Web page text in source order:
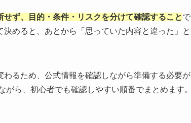
ず、目的・条件・リスクを分けて確認することで
めると、あとから「思っていた内容と違った」と
るため、公式情報を確認しながら準備する必要が
ら、初心者でも確認しやすい順番でまとめます。